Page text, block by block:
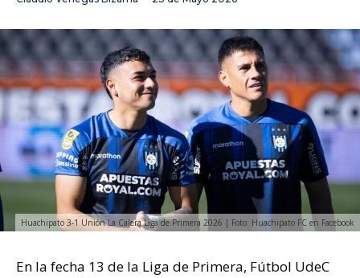
Huachipato 3-1 Unión La Calera Liga de Primera 2026 | Foto: Huachipato FC en Facebook
En la fecha 13 de la Liga de Primera, Fútbol UdeC